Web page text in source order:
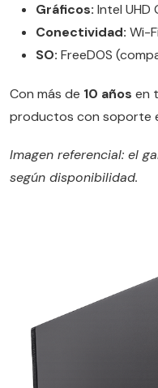
Gráficos: Intel UHD
Conectividad: Wi-
SO: FreeDOS
Con más de 10 años en
productos con soporte
Imagen referencial: el
según disponibilidad.